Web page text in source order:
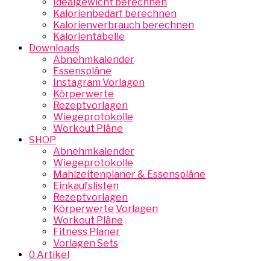
Kalorienbedarf berechnen
Kalorienverbrauch berechnen
Kalorientabelle
Downloads
Abnehmkalender
Essenspläne
Instagram Vorlagen
Körperwerte
Rezeptvorlagen
Wiegeprotokolle
Workout Pläne
SHOP
Abnehmkalender
Wiegeprotokolle
Mahlzeitenplaner & Essenspläne
Einkaufslisten
Rezeptvorlagen
Körperwerte Vorlagen
Workout Pläne
Fitness Planer
Vorlagen Sets
0 Artikel